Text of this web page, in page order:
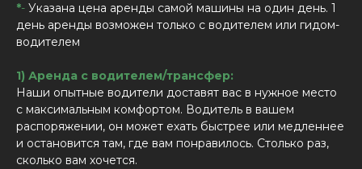
*- Указана цена аренды самой машины на один день. 1
день аренды возможен только с водителем или гидом-
водителем
1) Аренда с водителем/трансфер:
Наши опытные водители доставят вас в нужное место
с максимальным комфортом. Водитель в вашем
распоряжении, он может ехать быстрее или медленнее
и остановится там, где вам понравилось. Столько раз,
сколько вам хочется.